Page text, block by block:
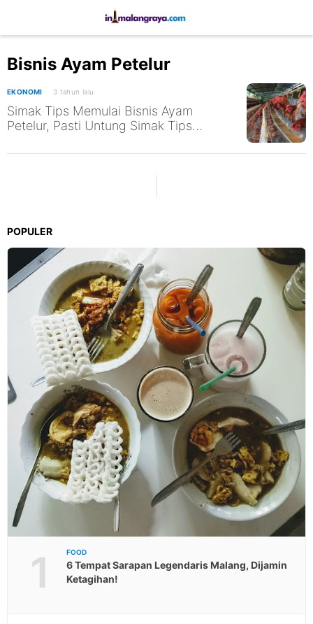
Bisnis Ayam Petelur
EKONOMI 3 tahun lalu
Simak Tips Memulai Bisnis Ayam
Petelur, Pasti Untung Simak Tips
POPULER
1 FOOD
6 Tempat Sarapan Legendaris Malang, Dijamin
Ketagihan!